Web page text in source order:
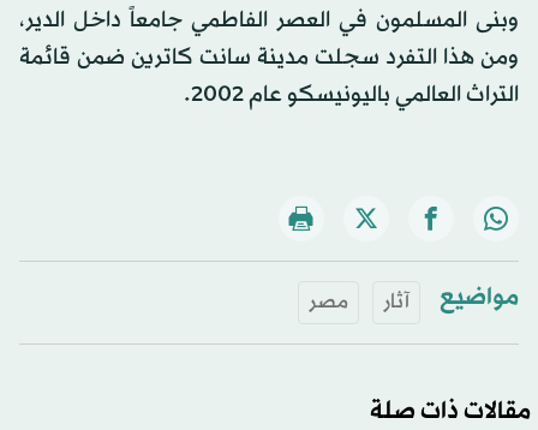
وبنى المسلمون في العصر الفاطمي جامعاً داخل الدير،
ومن هذا التفرد سجلت مدينة سانت كاترين ضمن قائمة
التراث العالمي باليونيسكو عام 2002.
مواضيع آثار مصر
مقالات ذات صلة